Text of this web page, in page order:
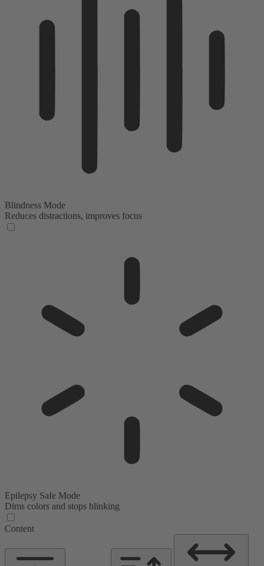
Blindness Mode
Reduces distractions, improves focus
Epilepsy Safe Mode
Dims colors and stops blinking
Content